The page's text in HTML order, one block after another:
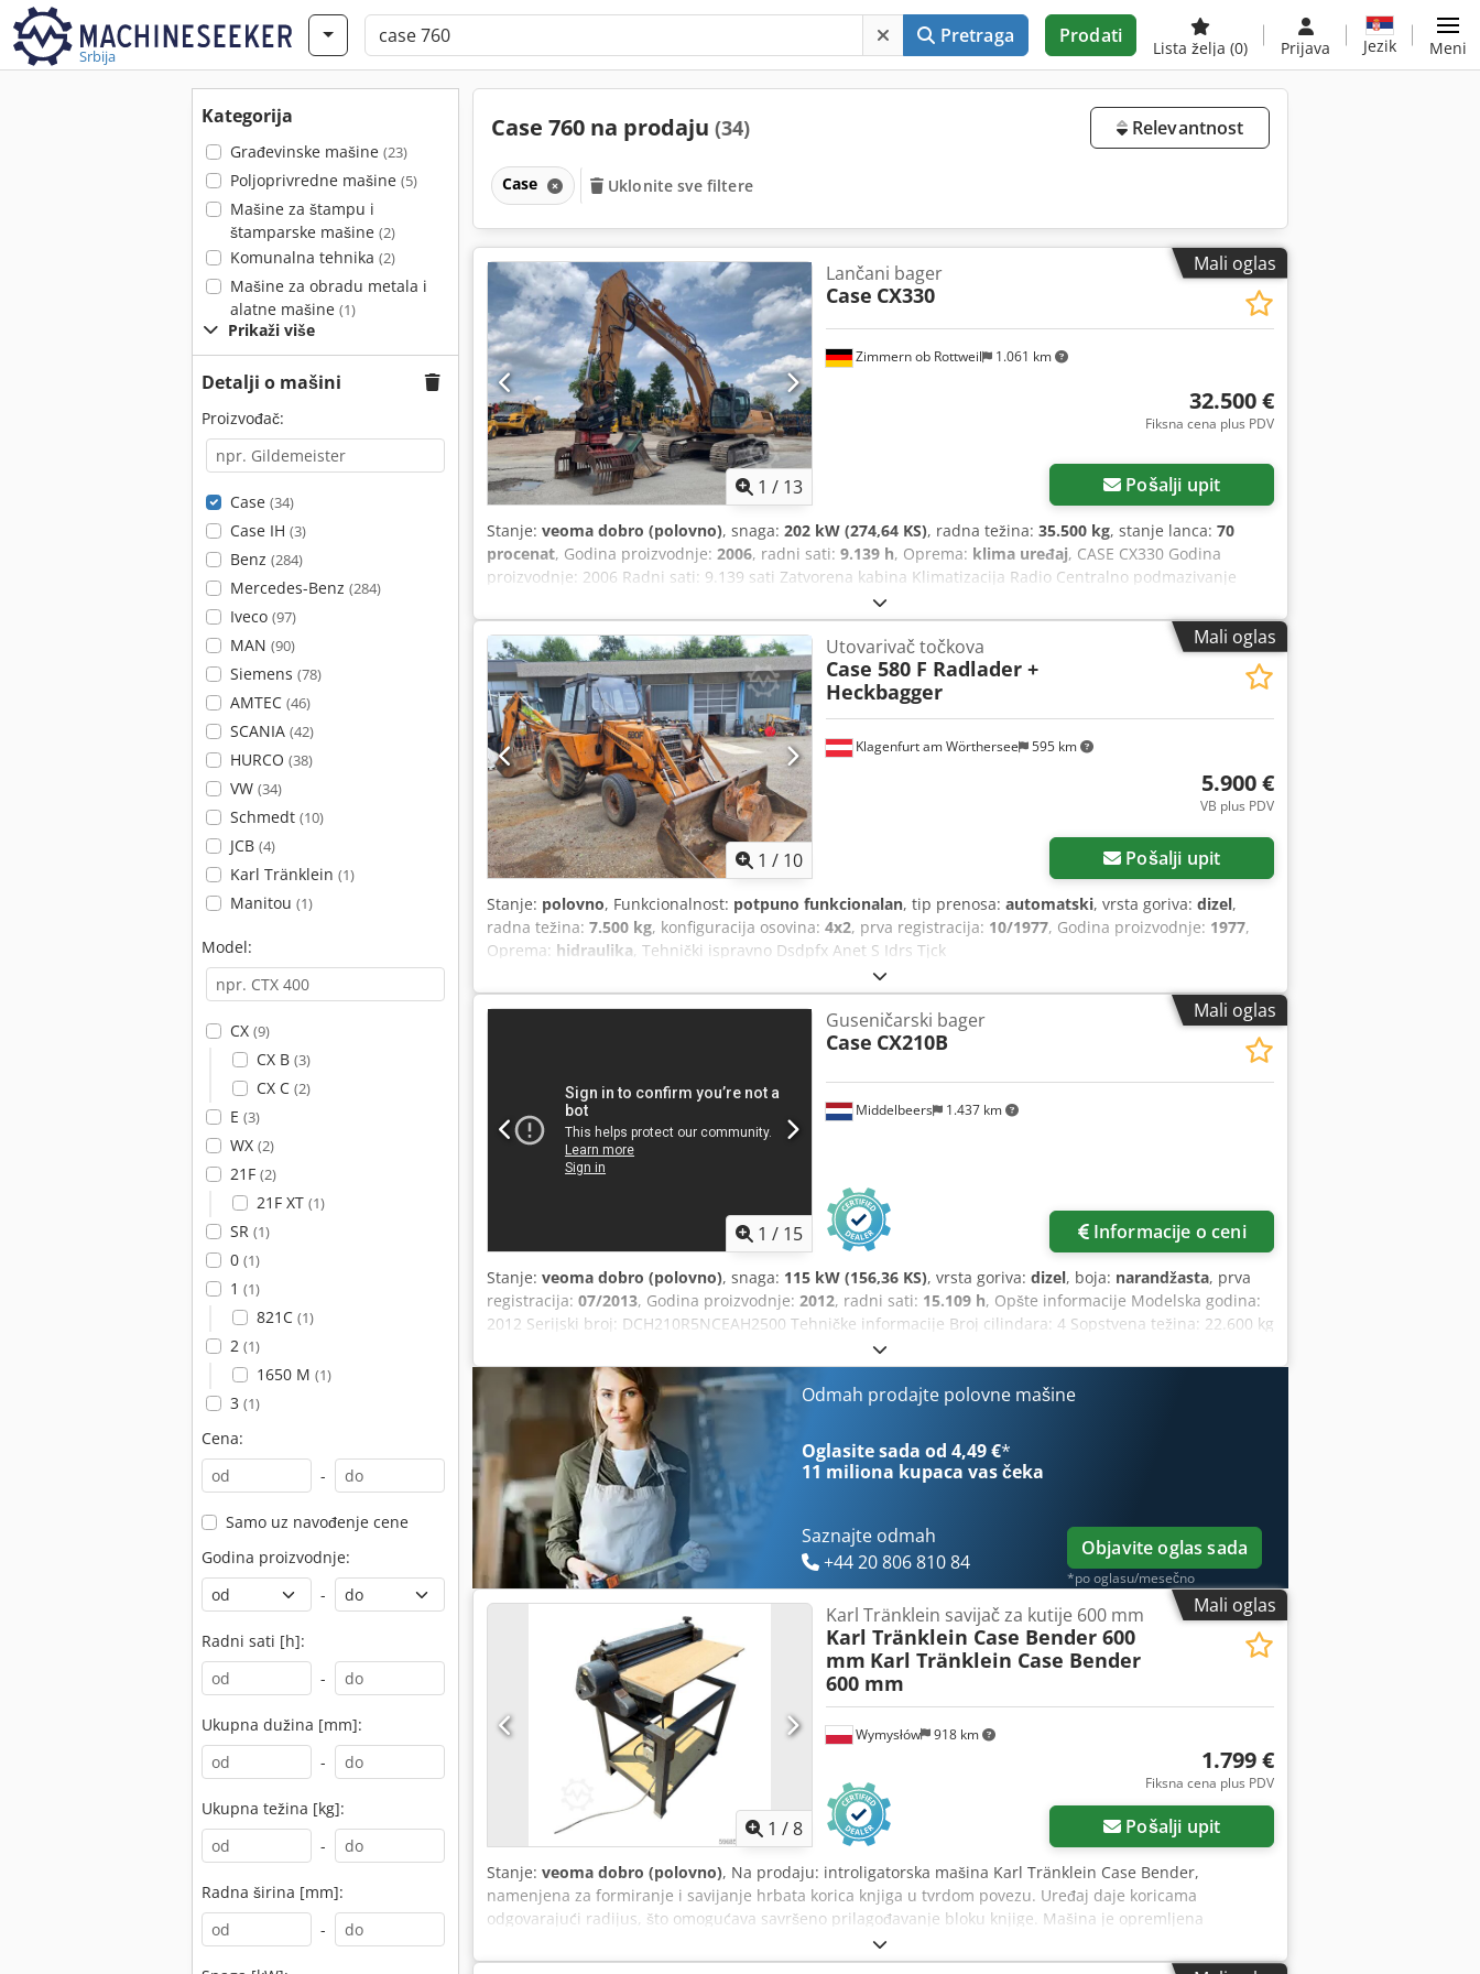
Srbija
Pretraga Prodati
Lista želja (0) Prijava Jezik Meni
Kategorija
Građevinske mašine (23)
Poljoprivredne mašine (5)
Mašine za štampu i
štamparske mašine (2)
Komunalna tehnika (2)
Mašine za obradu metala i
alatne mašine (1)
Prikaži više
Detalji o mašini
Proizvođač:
Case (34)
Case IH (3)
Benz (284)
Mercedes-Benz (284)
Iveco (97)
MAN (90)
Siemens (78)
AMTEC (46)
SCANIA (42)
HURCO (38)
VW (34)
Schmedt (10)
JCB (4)
Karl Tränklein (1)
Manitou (1)
Model:
CX (9)
CX B (3)
CX C (2)
E (3)
WX (2)
21F (2)
21F XT (1)
SR (1)
0 (1)
1 (1)
821C (1)
2 (1)
1650 M (1)
3 (1)
Cena:
-
Samo uz navođenje cene
Godina proizvodnje:
-
Radni sati [h]:
-
Ukupna dužina [mm]:
-
Ukupna težina [kg]:
-
Radna širina [mm]:
-
Case 760 na prodaju (34) Relevantnost
Case Uklonite sve filtere
Mali oglas
1 / 13
Zimmern ob Rottweil 1.061 km
Lančani bager
Case CX330
32.500 €
Fiksna cena plus PDV
Pošalji upit
Stanje: veoma dobro (polovno), snaga: 202 kW (274,64 KS), radna težina: 35.500 kg, stanje lanca: 70
procenat, Godina proizvodnje: 2006, radni sati: 9.139 h, Oprema: klima uređaj, CASE CX330 Godina
proizvodnje: 2006 Radni sati: 9.139 sati Zatvorena kabina Klimatizacija Radio Centralno podmazivanje
Standardna ruka Dužina ruke: 3,30 m Kompletna hidraulička instalacija (za čekić, klešta, makaze) Brza
spojnica OQ80 1 x kašika – širina 800 mm 1 x klešta – funkcionišu, potrebna je popravka Podvozje je u
dobrom stanju, otprilike 70% Podne ploče, širina 600 mm Isuzu motor, snage 202 kW CE sertifikat
Dimenzije za transport: 10,8 x 3 x 3,40 m Radna težina: 35,5 t. Dcjdpfxszp Rm Re An Tjk
Mali oglas
1 / 10
Klagenfurt am Wörthersee 595 km
Utovarivač točkova
Case 580 F Radlader +
Heckbagger
5.900 €
VB plus PDV
Pošalji upit
Stanje: polovno, Funkcionalnost: potpuno funkcionalan, tip prenosa: automatski, vrsta goriva: dizel,
radna težina: 7.500 kg, konfiguracija osovina: 4x2, prva registracija: 10/1977, Godina proizvodnje: 1977,
Oprema: hidraulika, Tehnički ispravno Dsdpfx Anet S Idrs Tjck
Mali oglas
1 / 15
Middelbeers 1.437 km
Guseničarski bager
Case CX210B
Informacije o ceni
Stanje: veoma dobro (polovno), snaga: 115 kW (156,36 KS), vrsta goriva: dizel, boja: narandžasta, prva
registracija: 07/2013, Godina proizvodnje: 2012, radni sati: 15.109 h, Opšte informacije Modelska godina:
2012 Serijski broj: DCH210R5NCEAH2500 Tehničke informacije Broj cilindara: 4 Sopstvena težina: 22.600 kg
Dsdpfey En Ndex An Teck Funkcionalno Radna širina: 300 cm CE oznaka: da Stanje Tehničko stanje: veoma
dobro Vizuelno stanje: veoma dobro Finansijske informacije Cena: Na upit Garancija Garancija: Iz prve
ruke, kompletno servisna evidencija, odmah spremna za rad! - 80% stanja guseničnog podvozja -
Uključuje 3 kašike: 1300 mm, 450 mm i 2000 mm kašika za čišćenje kanala - Opcionalno sa TOPCON 3D-
SISTEMOM iz 2021.
Odmah prodajte polovne mašine
Oglasite sada od 4,49 €*
11 miliona kupaca vas čeka
Saznajte odmah
+44 20 806 810 84
Objavite oglas sada
*po oglasu/mesečno
Mali oglas
1 /8
Wymysłów 918 km
Karl Tränklein savijač za kutije 600 mm
Karl Tränklein Case Bender 600
mm Karl Tränklein Case Bender
600 mm
1.799 €
Fiksna cena plus PDV
Pošalji upit
Stanje: veoma dobro (polovno), Na prodaju: introligatorska mašina Karl Tränklein Case Bender,
namenjena za formiranje i savijanje hrbata korica knjiga u tvrdom povezu. Uređaj daje koricama
odgovarajući radijus, što omogućava savršeno prilagođavanje bloku knjige. Mašina je opremljena
podesivim valjcima koji omogućavaju prilagođavanje različitim debljinama korica. Čvrsta, livena
konstrukcija obezbeđuje visoku preciznost i dugovečnost. Tehnički podaci: Proizvođač: Karl Tränklein Tip: